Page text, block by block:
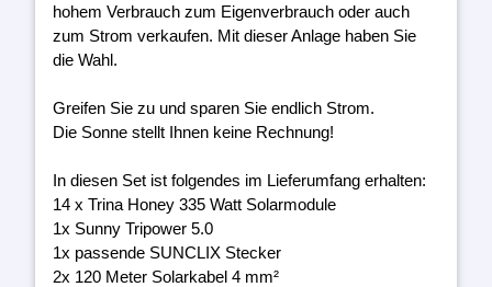
hohem Verbrauch zum Eigenverbrauch oder auch
zum Strom verkaufen. Mit dieser Anlage haben Sie
die Wahl.
Greifen Sie zu und sparen Sie endlich Strom.
Die Sonne stellt Ihnen keine Rechnung!
In diesen Set ist folgendes im Lieferumfang erhalten:
14 x Trina Honey 335 Watt Solarmodule
1x Sunny Tripower 5.0
1x passende SUNCLIX Stecker
2x 120 Meter Solarkabel 4 mm²